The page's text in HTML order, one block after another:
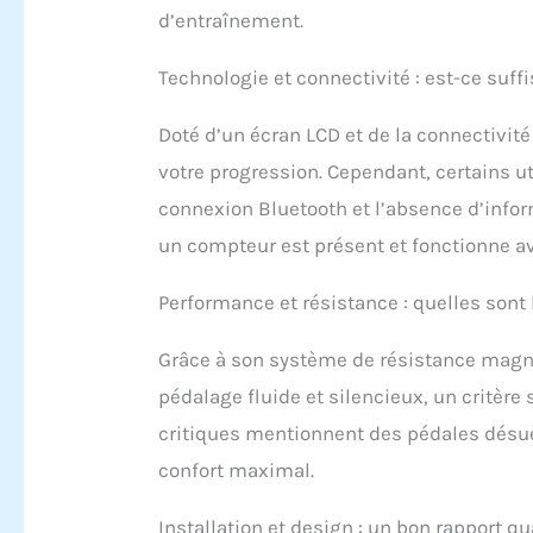
le
par
est
d’entraînement.
Technologie et connectivité : est-ce
Doté d’un écran LCD et de la
votre progression. Cependant, certains
connexion Bluetooth et l’absence
un compteur est présent et fonctionne
Performance et résistance : quelles
Grâce à son système de résistance
pédalage fluide et silencieux, un critère
critiques mentionnent des pédales
confort maximal.
Installation et design : un bon rapport